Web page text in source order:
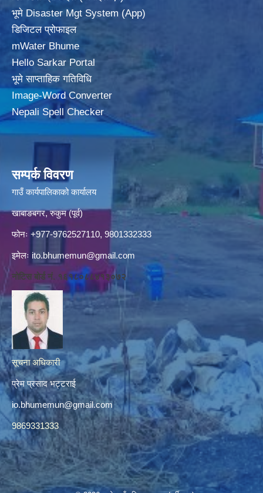
भूमे Disaster Mgt System (App)
डिजिटल प्रोफाइल
mWater Bhume
Hello Sarkar Portal
भूमे साप्ताहिक गतिविधि
Image-Word Converter
Nepali Spell Checker
सम्पर्क विवरण
गाउँ कार्यपालिकाको कार्यालय
खाबाङबगर, रुकुम (पूर्व)
फोनः +977-9762527110, 9801332333
इमेलः ito.bhumemun@gmail.com
नोटिस बोर्ड नं. १६१८०८८४१३०७२
सूचना अधिकारी
प्रेम प्रसाद भट्टराई
io.bhumemun@gmail.com
9869331333